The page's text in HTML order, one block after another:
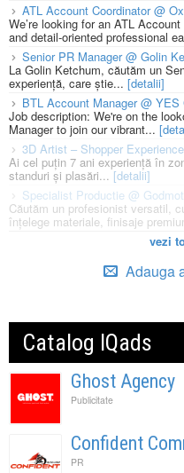
ATL Account Coordinator @
We’re looking for an ATL
and detail-oriented professional
Senior PR Manager @ Golin
La Golin Ketchum, căutăm un
experiență, care știe... [detalii]
BTL Account Manager @ YES
Job description: We're on the
Manager to join our vibrant...
3D Artist – Shopper
Ai cel puțin 7 ani experiență în
standuri și plasări... [detalii]
Specialist Productie @
Căutăm un profesionist versatil,
înțelege materiale, finisaje
vezi
Adauga
Catalog IQads
Ghost Agency
Publicitate
Confident
PR